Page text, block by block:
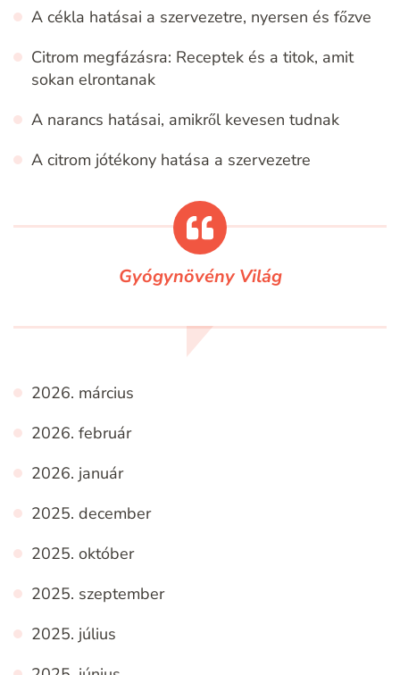
A cékla hatásai a szervezetre, nyersen és főzve
Citrom megfázásra: Receptek és a titok, amit
sokan elrontanak
A narancs hatásai, amikről kevesen tudnak
A citrom jótékony hatása a szervezetre
Gyógynövény Világ
2026. március
2026. február
2026. január
2025. december
2025. október
2025. szeptember
2025. július